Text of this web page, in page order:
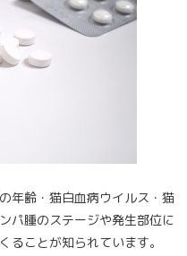
年齢・猫白血病ウイルス・猫
パ腫のステージや発生部位に
ることが知られています。